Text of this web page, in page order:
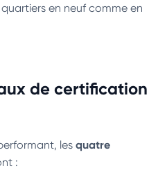
en neuf comme en
de certification
les quatre
: